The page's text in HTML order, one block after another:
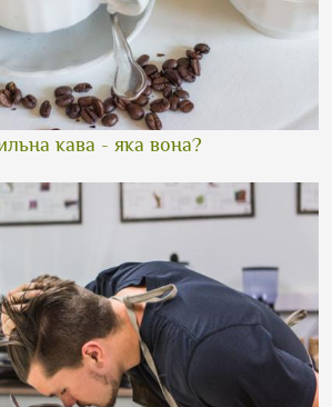
кава - яка вона?